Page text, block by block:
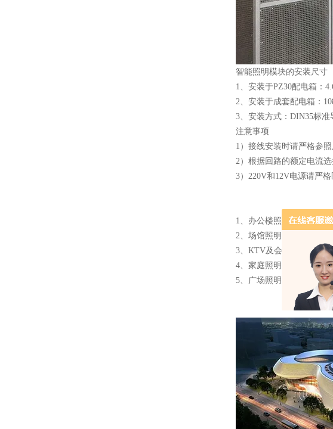
智能照明模块的安装尺寸
1、安装于PZ30配电箱：
2、安装于成套配电箱：
3、安装方式：DIN35标准
注意事项
1）接线安装时请严格参
2）根据回路的额定电流
3）220V和12V电源请严
1、办公楼照明控制方案
2、场馆照明控制，如：
3、KTV及会所，如：
4、家庭照明控制，如：
5、广场照明，各种办公